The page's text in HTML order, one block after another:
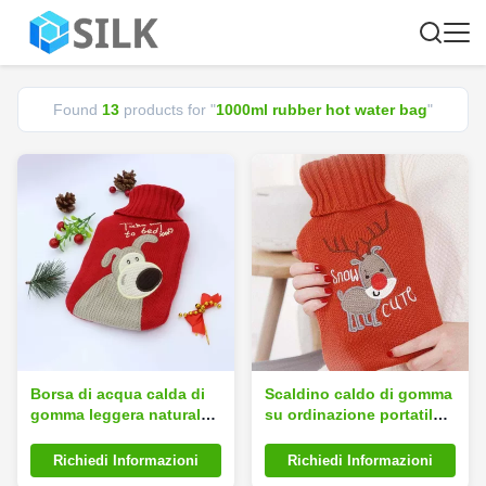
Found 13 products for "1000ml rubber hot water bag"
Borsa di acqua calda di
gomma leggera naturale
Richiedi Informazioni
Scaldino caldo di gomma
su ordinazione portatile
della bottiglia di acqua di
logo 1000ml
Richiedi Informazioni